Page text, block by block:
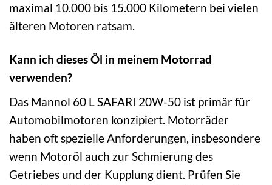
maximal 10.000 bis 15.000 Kilometern bei vielen
älteren Motoren ratsam.
Kann ich dieses Öl in meinem Motorrad
verwenden?
Das Mannol 60 L SAFARI 20W-50 ist primär für
Automobilmotoren konzipiert. Motorräder
haben oft spezielle Anforderungen, insbesondere
wenn Motoröl auch zur Schmierung des
Getriebes und der Kupplung dient. Prüfen Sie